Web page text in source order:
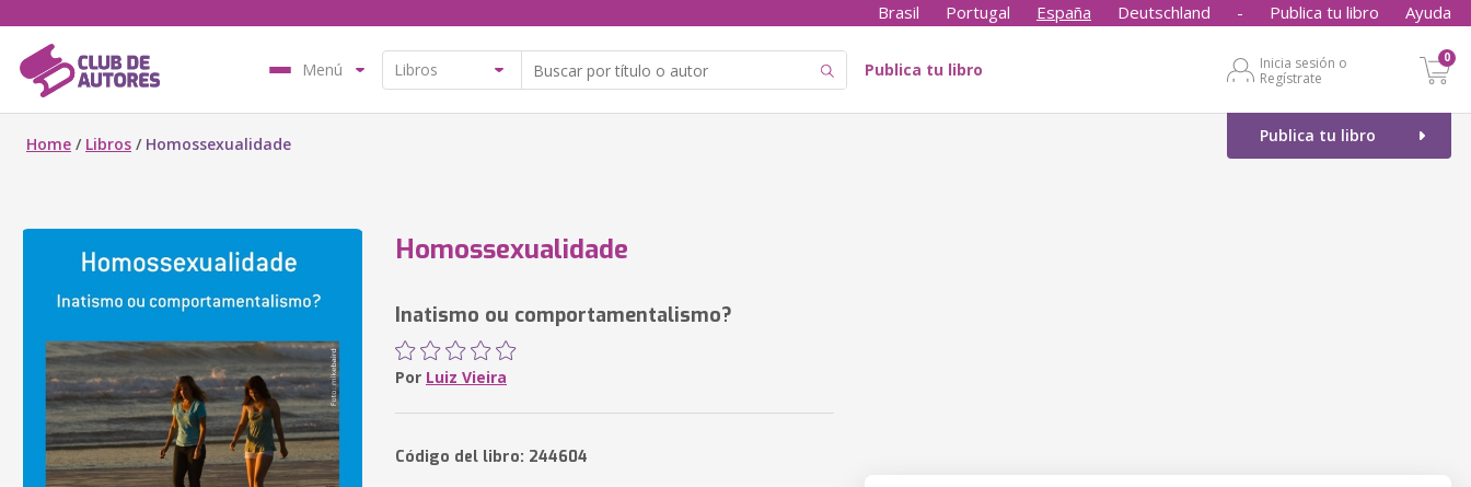
Brasil Portugal España Deutschland - Publica tu libro Ayuda
Menú Publica tu libro
Inicia sesión o
Regístrate
0
Publica tu libro
Home / Libros / Homossexualidade
Homossexualidade
Inatismo ou comportamentalismo?
Por Luiz Vieira
Código del libro: 244604